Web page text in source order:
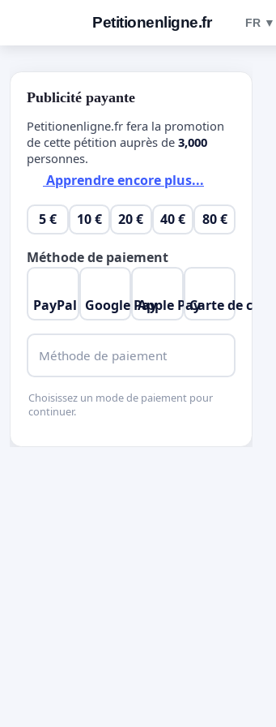
Petitionenligne.fr FR ▼
Publicité payante
Petitionenligne.fr fera la promotion
de cette pétition auprès de 3,000
personnes.
Apprendre encore plus...
5 € 10 € 20 € 40 € 80 €
Méthode de paiement
PayPal Google PayApple PayCarte de crédit
Méthode de paiement
Choisissez un mode de paiement pour
continuer.